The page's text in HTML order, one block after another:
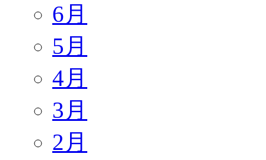
6月
5月
4月
3月
2月